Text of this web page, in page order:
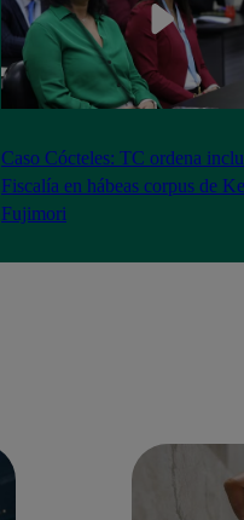
Caso Cócteles: TC ordena
Fiscalía en hábeas corpus de
Fujimori